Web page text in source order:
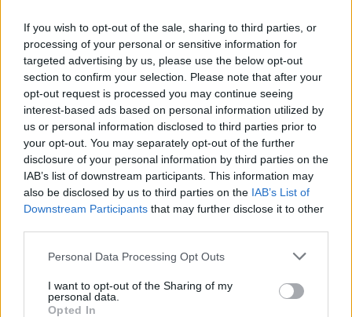
If you wish to opt-out of the sale, sharing to third parties, or
processing of your personal or sensitive information for
targeted advertising by us, please use the below opt-out
section to confirm your selection. Please note that after your
opt-out request is processed you may continue seeing
interest-based ads based on personal information utilized by
us or personal information disclosed to third parties prior to
your opt-out. You may separately opt-out of the further
disclosure of your personal information by third parties on the
IAB’s list of downstream participants. This information may
also be disclosed by us to third parties on the IAB’s List of
Downstream Participants that may further disclose it to other
Personal Data Processing Opt Outs
I want to opt-out of the Sharing of my
personal data.
Opted In
Sportas
Klaipėdietis Edas Butvilas
nutraukė nesėkmių seriją
ir triumfavo „Challenger“
teniso turnyre
Sportas
Paryžiuje – gausus
Lietuvos plaukikų būrys: į
startą stos septyni
olimpiečiai